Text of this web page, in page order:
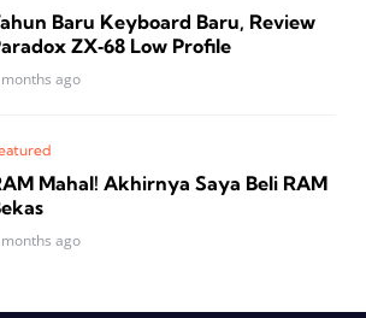
Baru Keyboard Baru, Review
ZX‑68 Low Profile
ago
Mahal! Akhirnya Saya Beli RAM
ago